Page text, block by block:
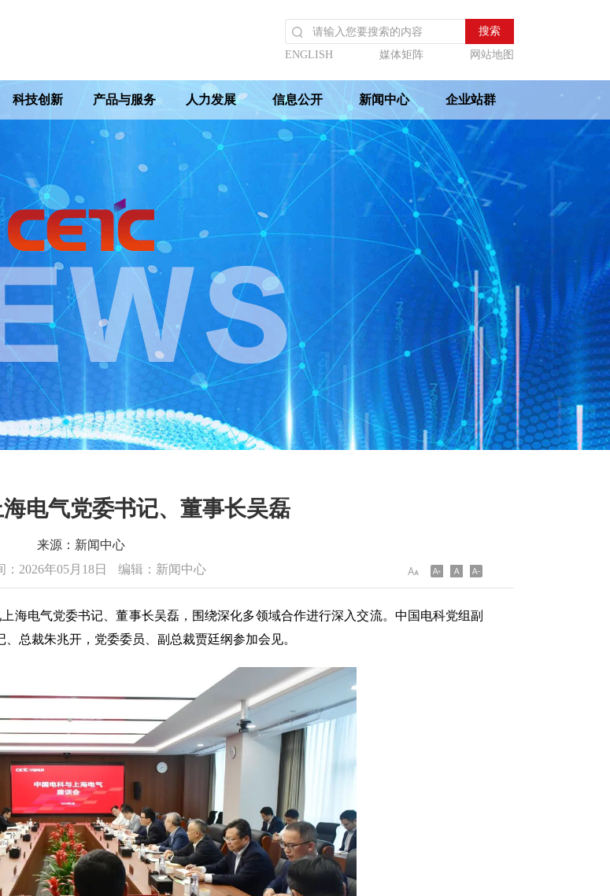
ENGLISH 媒体矩阵 网站地图
科技创新 产品与服务 人力发展 信息公开 新闻中心 企业站群
电气党委书记、董事长吴磊
来源：新闻中心
：2026年05月18日
编辑：新闻中心
电气党委书记、董事长吴磊，围绕深化多领域合作进行深入交流。中国电科党组副
总裁朱兆开，党委委员、副总裁贾廷纲参加会见。